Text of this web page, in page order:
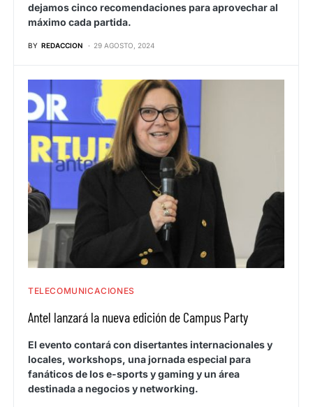
dejamos cinco recomendaciones para aprovechar al
máximo cada partida.
BY REDACCION 29 AGOSTO, 2024
TELECOMUNICACIONES
Antel lanzará la nueva edición de Campus Party
El evento contará con disertantes internacionales y
locales, workshops, una jornada especial para
fanáticos de los e-sports y gaming y un área
destinada a negocios y networking.